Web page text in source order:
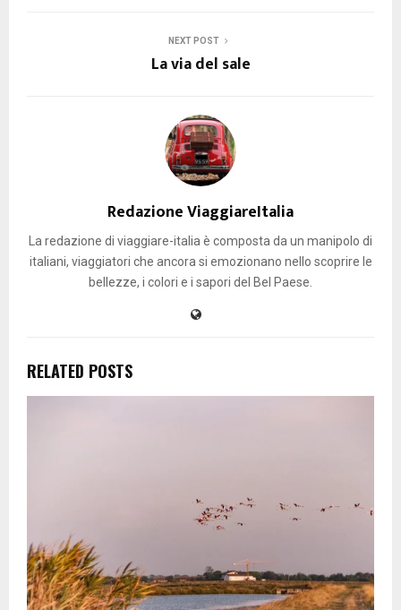
NEXT POST
La via del sale
Redazione ViaggiareItalia
La redazione di viaggiare-italia è composta da un manipolo di
italiani, viaggiatori che ancora si emozionano nello scoprire le
bellezze, i colori e i sapori del Bel Paese.
RELATED POSTS